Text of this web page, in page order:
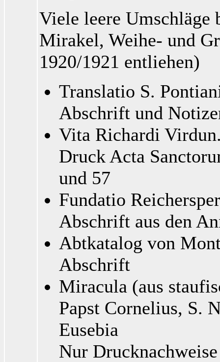
Viele leere Umschläge
Mirakel, Weihe- und
1920/1921 entliehen)
Translatio S.
Abschrift und
Vita Richardi
Druck Acta
und 57
Fundatio
Abschrift aus den
Abtkatalog von
Abschrift
Miracula (aus
Papst Cornelius, S.
Eusebia
Nur Drucknachweise